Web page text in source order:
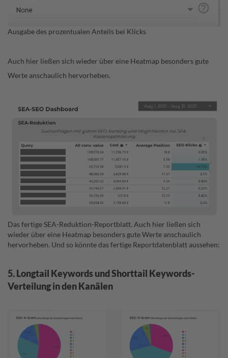
Ausgabe des prozentualen Anteils bei Klicks
Auch hier ließen sich wieder über eine Heatmap besonders gute
Werte anschaulich hervorheben.
Das fertige SEA-Reduktion-Reportblatt. Auch hier ließen sich
wieder über eine Heatmap besonders gute Werte anschaulich
hervorheben. Und so könnte das fertige Reportdatenblatt aussehen:
5. Longtail Keywords und Shorttail Keywords-
Verteilung in den Kanälen